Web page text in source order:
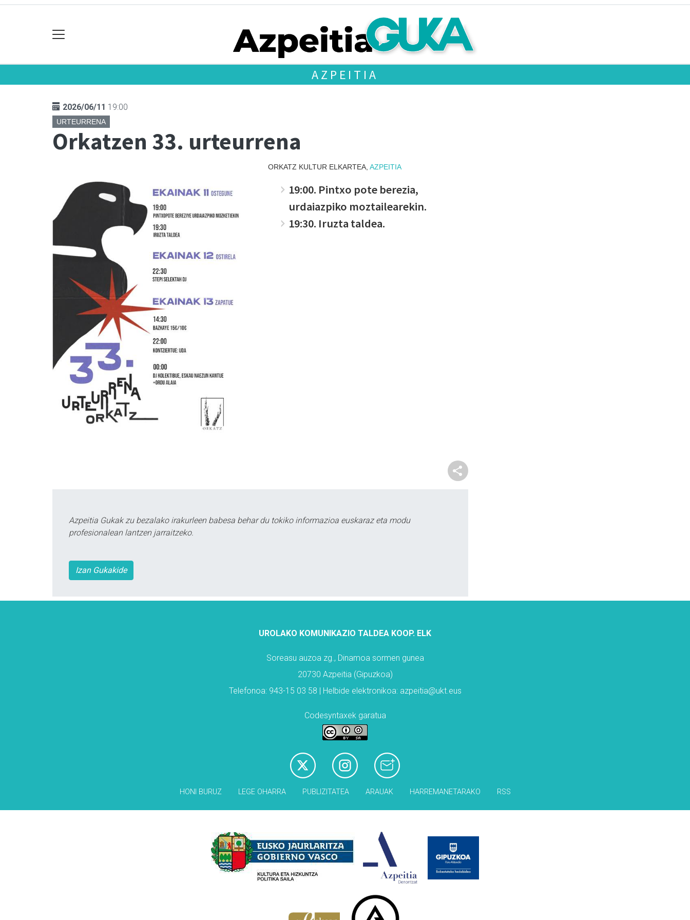
AZPEITIA
2026/06/11 19:00
URTEURRENA
Orkatzen 33. urteurrena
ORKATZ KULTUR ELKARTEA, AZPEITIA
19:00. Pintxo pote berezia,
urdaiazpiko moztailearekin.
19:30. Iruzta taldea.
Azpeitia Gukak zu bezalako irakurleen babesa behar du tokiko informazioa euskaraz eta modu
profesionalean lantzen jarraitzeko.
Izan Gukakide
UROLAKO KOMUNIKAZIO TALDEA KOOP. ELK
Soreasu auzoa zg., Dinamoa sormen gunea
20730 Azpeitia (Gipuzkoa)
Telefonoa: 943-15 03 58 | Helbide elektronikoa: azpeitia@ukt.eus
Codesyntaxek garatua
HONI BURUZ LEGE OHARRA PUBLIZITATEA ARAUAK HARREMANETARAKO RSS